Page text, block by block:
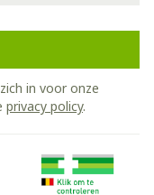
in voor onze
privacy policy.